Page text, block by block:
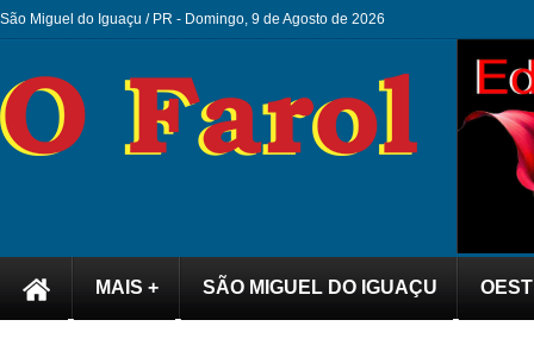
São Miguel do Iguaçu / PR - Domingo, 9 de Agosto de 2026
MAIS + SÃO MIGUEL DO IGUAÇU